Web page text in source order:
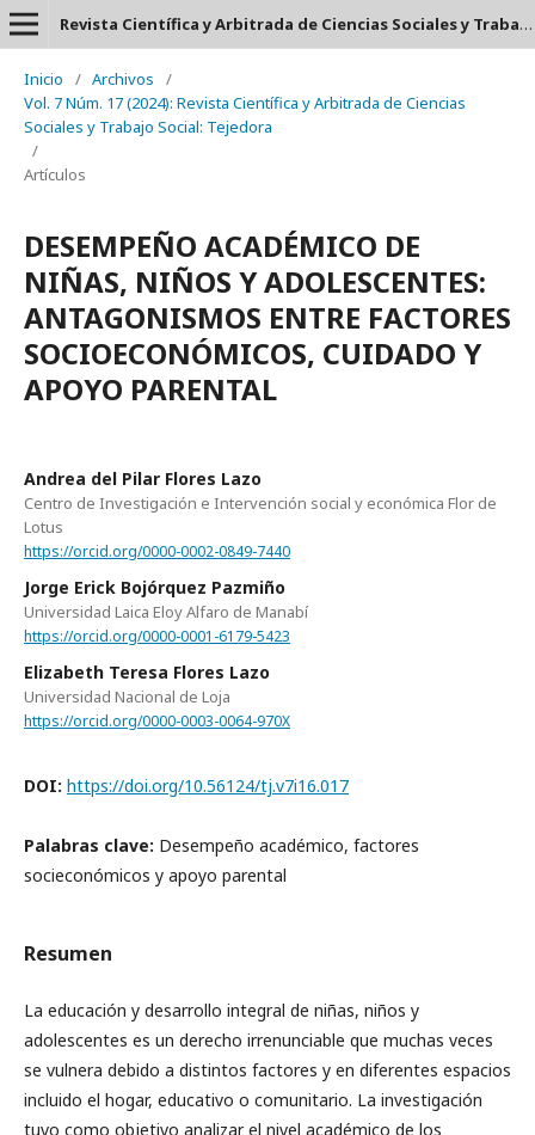
Revista Científica y Arbitrada de Ciencias Sociales y Trabajo Social: Tejedora. ISSN: 2697-3626
Inicio / Archivos
/
Vol. 7 Núm. 17 (2024): Revista Científica y Arbitrada de Ciencias
Sociales y Trabajo Social: Tejedora
/
Artículos
DESEMPEÑO ACADÉMICO DE
NIÑAS, NIÑOS Y ADOLESCENTES:
ANTAGONISMOS ENTRE FACTORES
SOCIOECONÓMICOS, CUIDADO Y
APOYO PARENTAL
Andrea del Pilar Flores Lazo
Centro de Investigación e Intervención social y económica Flor de
Lotus
https://orcid.org/0000-0002-0849-7440
Jorge Erick Bojórquez Pazmiño
Universidad Laica Eloy Alfaro de Manabí
https://orcid.org/0000-0001-6179-5423
Elizabeth Teresa Flores Lazo
Universidad Nacional de Loja
https://orcid.org/0000-0003-0064-970X
DOI: https://doi.org/10.56124/tj.v7i16.017
Palabras clave: Desempeño académico, factores
socieconómicos y apoyo parental
Resumen
La educación y desarrollo integral de niñas, niños y
adolescentes es un derecho irrenunciable que muchas veces
se vulnera debido a distintos factores y en diferentes espacios
incluido el hogar, educativo o comunitario. La investigación
tuvo como objetivo analizar el nivel académico de los